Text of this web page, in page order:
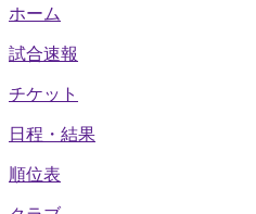
ホーム
試合速報
チケット
日程・結果
順位表